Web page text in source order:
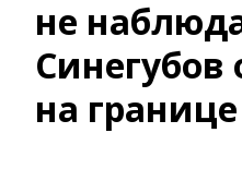
не
Синегубов
на